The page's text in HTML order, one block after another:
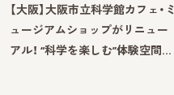
【大阪】大阪市立科学館カフェ・ミ
ュージアムショップがリニュー
アル！ “科学を楽しむ”体験空間…